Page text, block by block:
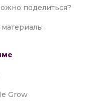
поделиться?
материалы
Grow